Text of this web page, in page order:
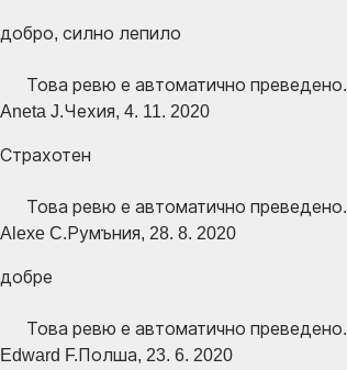
добро, силно лепило
Това ревю е автоматично преведено.
Aneta J.Чехия, 4. 11. 2020
Страхотен
Това ревю е автоматично преведено.
Alexe C. Румъния, 28. 8. 2020
добре
Това ревю е автоматично преведено.
Edward F. Полша, 23. 6. 2020